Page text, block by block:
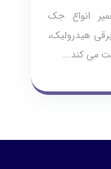
انواع جک
هیدرولیک،
می کند...